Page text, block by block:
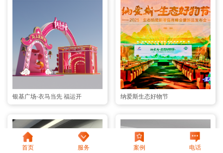
银基广场-衣马当先 福运开 纳爱斯生态好物节
首页 服务 案例 电话